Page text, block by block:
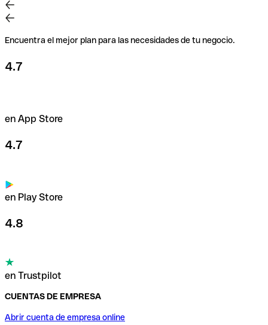
Encuentra el mejor plan para las necesidades de tu negocio.
4.7
en App Store
4.7
en Play Store
4.8
en Trustpilot
CUENTAS DE EMPRESA
Abrir cuenta de empresa online